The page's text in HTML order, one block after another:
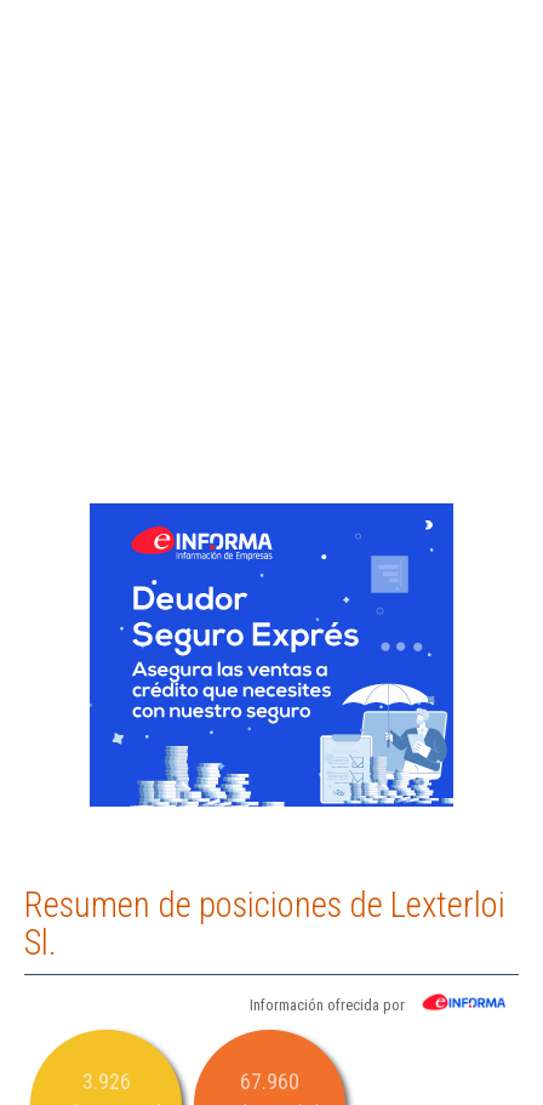
Resumen de posiciones de Lexterloi
Sl.
Información ofrecida por
3.926 67.960